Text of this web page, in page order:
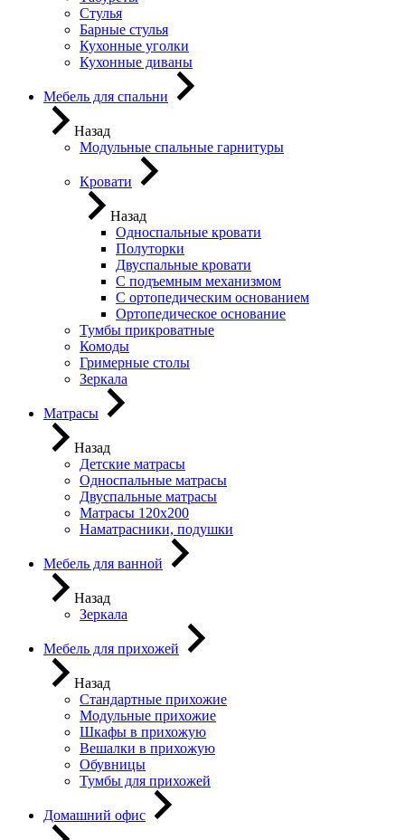
Стулья
Барные стулья
Кухонные уголки
Кухонные диваны
Мебель для спальни
Назад
Модульные спальные гарнитуры
Кровати
Назад
Односпальные кровати
Полуторки
Двуспальные кровати
С подъемным механизмом
С ортопедическим основанием
Ортопедическое основание
Тумбы прикроватные
Комоды
Гримерные столы
Зеркала
Матрасы
Назад
Детские матрасы
Односпальные матрасы
Двуспальные матрасы
Матрасы 120х200
Наматрасники, подушки
Мебель для ванной
Назад
Зеркала
Мебель для прихожей
Назад
Стандартные прихожие
Модульные прихожие
Шкафы в прихожую
Вешалки в прихожую
Обувницы
Тумбы для прихожей
Домашний офис